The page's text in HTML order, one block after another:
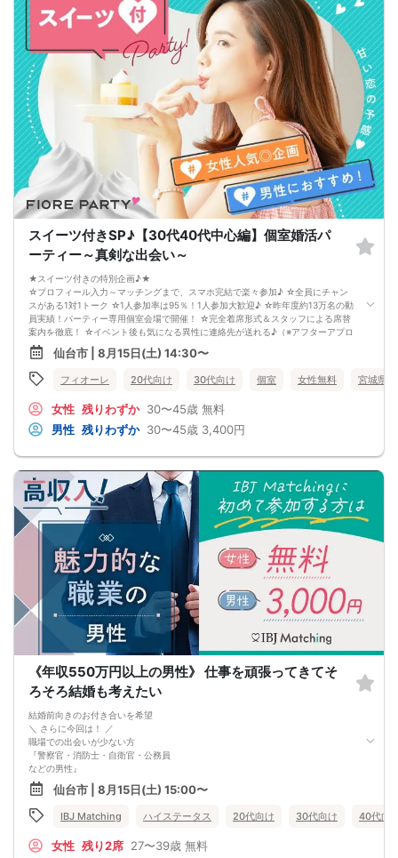
・プロフィールカード記入
婚活に特化した、OTOCON（オトコン）オリジナルの内容です。
・婚活パーティー開始
↓
・1回目の1対1の自己紹介タイム(約4～5分)
プロフィールカードを使用してお話ください。
↓
・第一印象カード記入
2回目のトークタイムの前に誰から好印象を持たれているかが分かります。
↓
・休憩
↓
・第一印象カード返却
結果を参考に、2回目のトークタイムをお楽しみください。
↓
・2回目の1対1のトークタイム(約4～5分)
1回目でお話し出来なかった事や最後のアピールをしましょう。
・リクエストカード記入
カップルを決める、最終投票カードです。
第一希望～第三希望までご記入頂けます。
・カップリング
カップルになられた方は、パーティー終了後
※本イベントの最少催行人数は男女各4名です。
す。
-------------------------------------------------------
・ご本人様確認書類（運転免許証・保険証など生年月日の記載がある公的な証明
※その他、各イベントの内容・注意事項の記載をご確認ください。
※クレジットカードなどはご本人様確認書類になりませんのでご注意ください。
・お飲み物
※アルコール飲料はお控えください。
-------------------------------------------------------
婚活パーティー 街コン お見合いパーティー
-------------------------------------------------------
スイーツ付きSP♪【30代40代中心編】個室婚活パ
ーティー～真剣な出会い～
★スイーツ付きの特別企画♪★
☆プロフィール入力～マッチングまで、スマホ完結で楽々参加♪ ☆全員にチャン
スがある1対1トーク ☆1人参加率は95％！1人参加大歓迎♪ ☆昨年度約13万名の動
員実績！パーティー専用個室会場で開催！ ☆完全着席形式＆スタッフによる席替
案内を徹底！ ☆イベント後も気になる異性に連絡先が送れる♪（※アフターアプロ
ーチ機能） スタッフが最初から最後まで進行するので、フリータイムで放置され
て人気の方と一度もお話できずに気が付いたらイベント終了・・・ということは
一切ありません！ 持ち物について ・ご本人様確認書類（無い場合はキャンセル扱
いとなります） ・最新版Google Chromeか最新版Safariを使用可能なスマホ （こ
上、カードスタイルに切り替えて催行する場合がございます。） ・なるべくお釣
銭がでないようご用意いただけますと幸いです。 ※集客状況に応じてサムネイル
等が変更になる場合がございます。 参加年齢と参加条件は変更されませんのでご
仙台市 | 8月15日(土) 14:30〜
フィオーレ 20代向け 30代向け 個室 女性無料 宮城県
女性 残りわずか 30〜45歳 無料
男性 残りわずか 30〜45歳 3,400円
《年収550万円以上の男性》 仕事を頑張ってきてそ
ろそろ結婚も考えたい
結婚前向きのお付き合いを希望
＼ さらに今回は！ ／
職場での出会いが少ない方
『警察官・消防士・自衛官・公務員
などの男性』
これまでは仕事優先だったけど、
これからは恋愛にも目を向けて、
自分の幸せを育てていきたい！
来年の今ごろは結婚してるかも＆hellip＆＆？
仙台市 | 8月15日(土) 15:00〜
IBJ Matching ハイステータス 20代向け 30代向け 40代向
女性 残り2席 27〜39歳 無料